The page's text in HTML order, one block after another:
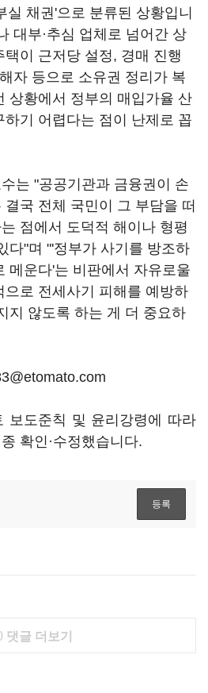
실 채권'으로 분류된 상황입니
대부·추심 업체로 넘어간 상
이 근저당 설정, 경매 진행
자 등으로 소유권 정리가 복
상황에서 정부의 매입가율 산
기 어렵다는 점이 난제로 꼽
는 "공공기관과 금융권이 손
국 전체 국민이 그 부담을 떠
점에서 도덕적 해이나 형평
다"며 "'정부가 사기를 방조하
메운다'는 비판에서 자유로울
으로 전세사기 피해를 예방하
지 않도록 하는 게 더 중요하
보도준칙 및 윤리강령에 따라
확인·수정했습니다.
댓글 더보기